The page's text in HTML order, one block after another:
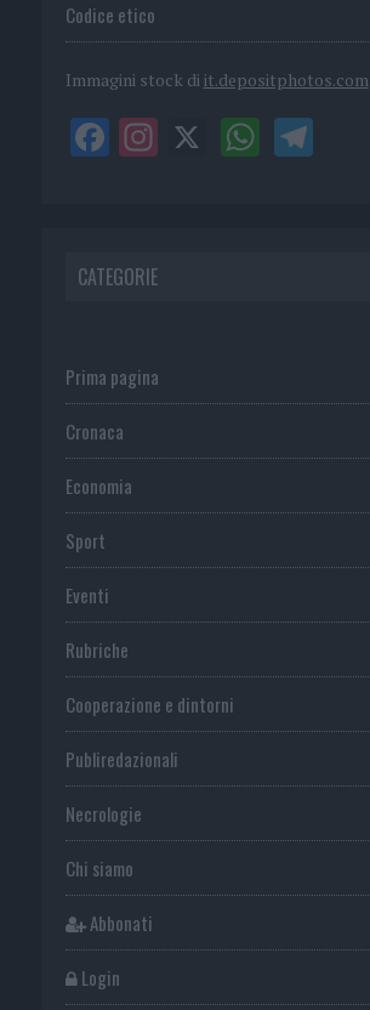
Codice etico
Immagini stock di it.depositphotos.com
CATEGORIE
Prima pagina
Cronaca
Economia
Sport
Eventi
Rubriche
Cooperazione e dintorni
Publiredazionali
Necrologie
Chi siamo
Abbonati
Login